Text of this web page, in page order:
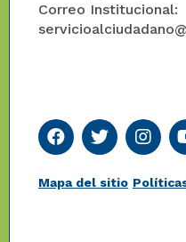
Correo Institucional:
Mapa del sitio